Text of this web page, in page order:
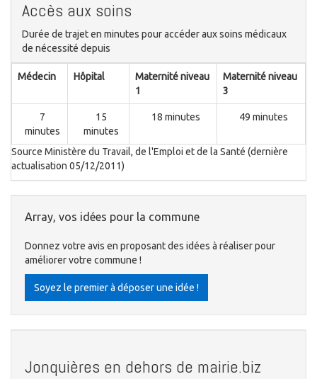
Accès aux soins
Durée de trajet en minutes pour accéder aux soins médicaux
de nécessité depuis
Médecin Hôpital
Maternité niveau
1
Maternité niveau
3
7
minutes
15
minutes
18 minutes 49 minutes
Source Ministère du Travail, de l'Emploi et de la Santé (dernière
actualisation 05/12/2011)
Array, vos idées pour la commune
Donnez votre avis en proposant des idées à réaliser pour
améliorer votre commune !
Soyez le premier à déposer une idée !
Jonquières en dehors de mairie.biz